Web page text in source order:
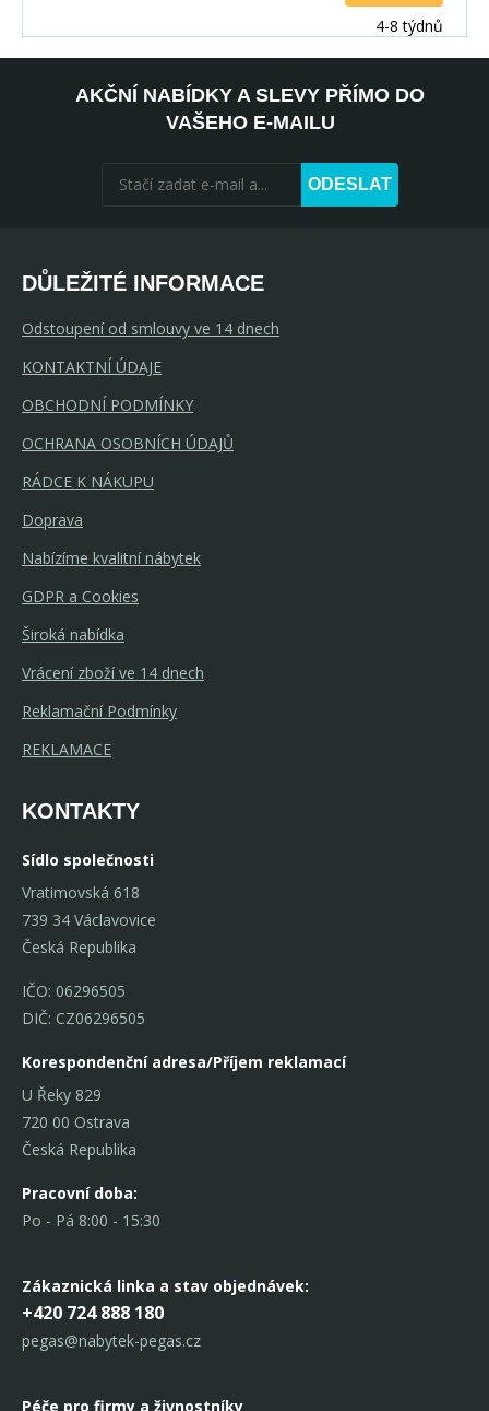
4-8 týdnů
AKČNÍ NABÍDKY A SLEVY PŘÍMO DO
VAŠEHO E-MAILU
ODESLAT
DŮLEŽITÉ INFORMACE
Odstoupení od smlouvy ve 14 dnech
KONTAKTNÍ ÚDAJE
OBCHODNÍ PODMÍNKY
OCHRANA OSOBNÍCH ÚDAJŮ
RÁDCE K NÁKUPU
Doprava
Nabízíme kvalitní nábytek
GDPR a Cookies
Široká nabídka
Vrácení zboží ve 14 dnech
Reklamační Podmínky
REKLAMACE
KONTAKTY
Sídlo společnosti
Vratimovská 618
739 34 Václavovice
Česká Republika
IČO: 06296505
DIČ: CZ06296505
Korespondenční adresa/Příjem reklamací
U Řeky 829
720 00 Ostrava
Česká Republika
Pracovní doba:
Po - Pá 8:00 - 15:30
Zákaznická linka a stav objednávek:
+420 724 888 180
pegas@nabytek-pegas.cz
Péče pro firmy a živnostníky